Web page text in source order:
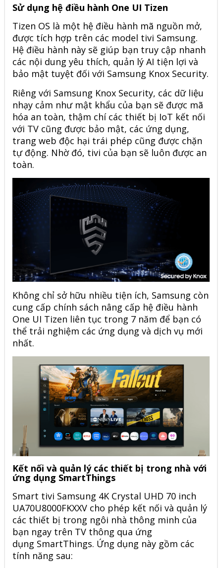
Sử dụng hệ điều hành One UI Tizen
Tizen OS là một hệ điều hành mã nguồn mở,
được tích hợp trên các model tivi Samsung.
Hệ điều hành này sẽ giúp bạn truy cập nhanh
các nội dung yêu thích, quản lý AI tiện lợi và
bảo mật tuyệt đối với Samsung Knox Security.
Riêng với Samsung Knox Security, các dữ liệu
nhạy cảm như mật khẩu của bạn sẽ được mã
hóa an toàn, thậm chí các thiết bị IoT kết nối
với TV cũng được bảo mật, các ứng dụng,
trang web độc hại trái phép cũng được chặn
tự động. Nhờ đó, tivi của bạn sẽ luôn được an
toàn.
Không chỉ sở hữu nhiều tiện ích, Samsung còn
cung cấp chính sách nâng cấp hệ điều hành
One UI Tizen liên tục trong 7 năm để bạn có
thể trải nghiệm các ứng dụng và dịch vụ mới
nhất.
Kết nối và quản lý các thiết bị trong nhà với
ứng dụng SmartThings
Smart tivi Samsung 4K Crystal UHD 70 inch
UA70U8000FKXXV cho phép kết nối và quản lý
các thiết bị trong ngôi nhà thông minh của
bạn ngay trên TV thông qua ứng
dụng SmartThings. Ứng dụng này gồm các
tính năng sau: